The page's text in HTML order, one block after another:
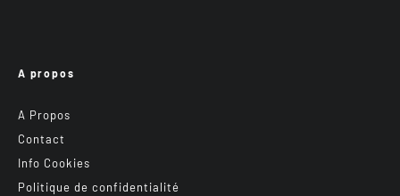
A propos
A Propos
Contact
Info Cookies
Politique de confidentialité